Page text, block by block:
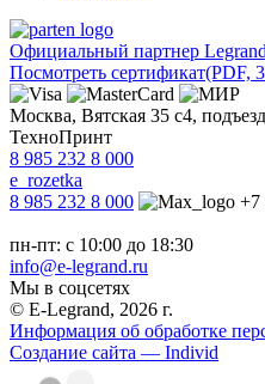
Официальный партнер Legrand
Посмотреть сертификат(PDF,
Москва, Вятская 35 с4,
ТехноПринт
8 985 232 8 000
e_rozetka
8 985 232 8 000
+7
пн-пт: с 10:00 до 18:30
info@e-legrand.ru
Мы в соцсетях
© E-Legrand, 2026 г.
Информация об обработке
Создание сайта — Individ